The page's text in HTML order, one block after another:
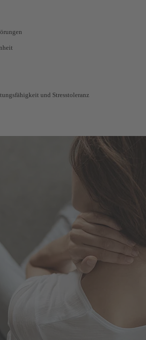
und Stresstoleranz